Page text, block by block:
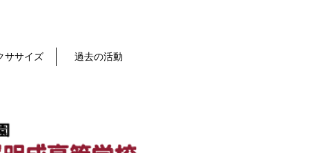
ササイズ 過去の活動